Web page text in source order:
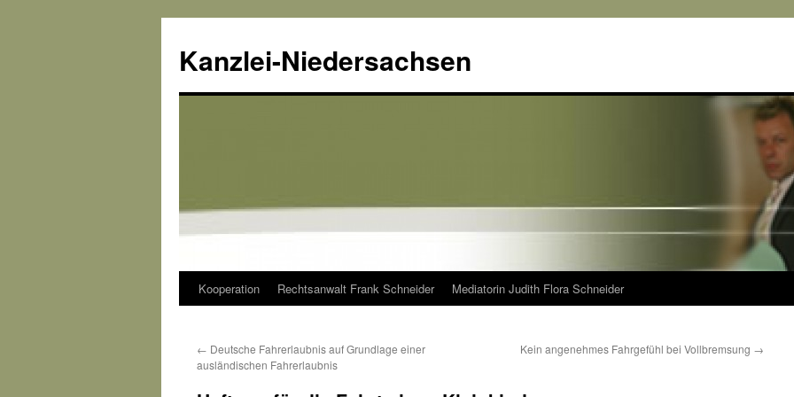
Kanzlei-Niedersachsen
Zum
springen
Kooperation Rechtsanwalt Frank Schneider Mediatorin Judith Flora Schneider
← Deutsche Fahrerlaubnis auf Grundlage einer
ausländischen Fahrerlaubnis
Kein angenehmes Fahrgefühl bei Vollbremsung →